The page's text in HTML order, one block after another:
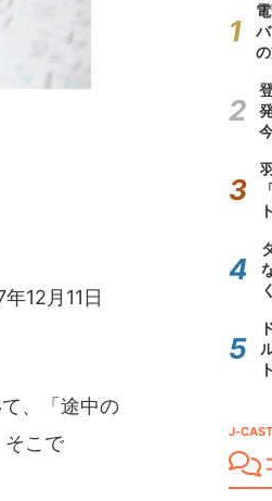
12月11日
、「途中の
そこで
J-